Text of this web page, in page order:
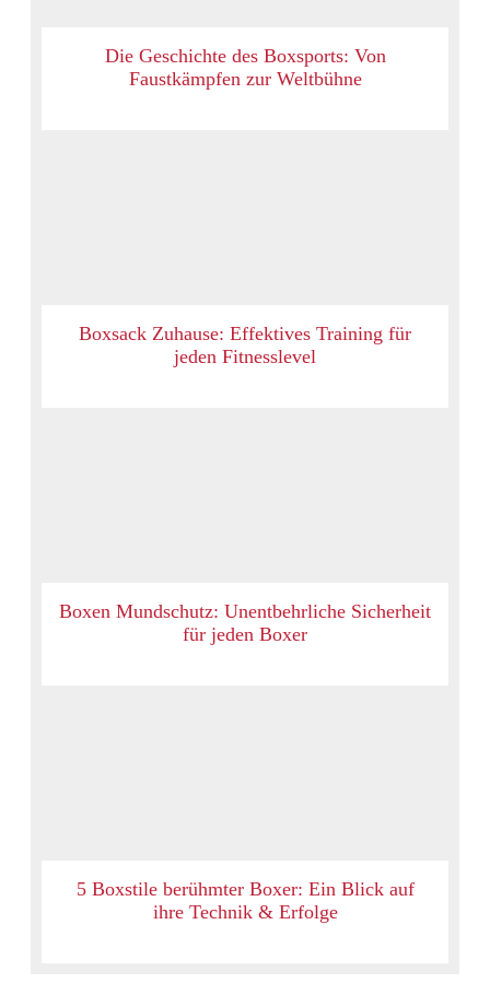
Die Geschichte des Boxsports: Von
Faustkämpfen zur Weltbühne
Boxsack Zuhause: Effektives Training für
jeden Fitnesslevel
Boxen Mundschutz: Unentbehrliche Sicherheit
für jeden Boxer
5 Boxstile berühmter Boxer: Ein Blick auf
ihre Technik & Erfolge